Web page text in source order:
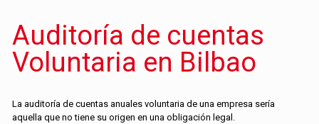
Auditoría de cuentas
Voluntaria en Bilbao
La auditoría de cuentas anuales voluntaria de una empresa sería
aquella que no tiene su origen en una obligación legal.